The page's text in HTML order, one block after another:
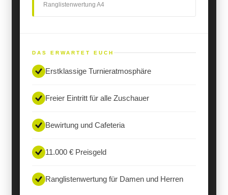
Ranglistenwertung A4
DAS ERWARTET EUCH
Erstklassige Turnieratmosphäre
Freier Eintritt für alle Zuschauer
Bewirtung und Cafeteria
11.000 € Preisgeld
Ranglistenwertung für Damen und Herren